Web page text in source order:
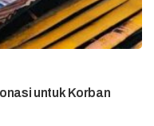
untuk Korban